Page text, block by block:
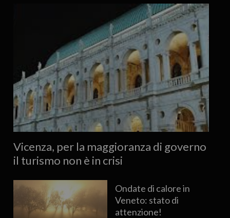
Vicenza, per la maggioranza di governo
il turismo non è in crisi
Ondate di calore in
Veneto: stato di
attenzione!